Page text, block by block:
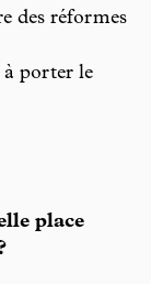
des réformes
à porter le
place